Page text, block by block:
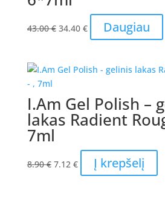
43.00€ Original
43.00 €.
34.40 €Current
price
34.40 €.
Daugiau
I.Am Gel Polish –
lakas Radient
7ml
8.90€ Original
7.12 €Current
price
Į krepšelį